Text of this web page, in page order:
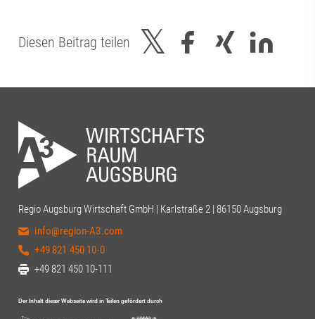
Diesen Beitrag teilen
Regio Augsburg Wirtschaft GmbH | Karlstraße 2 | 86150 Augsburg
info@region-A3.com
+49 821 450 10-0
+49 821 450 10-111